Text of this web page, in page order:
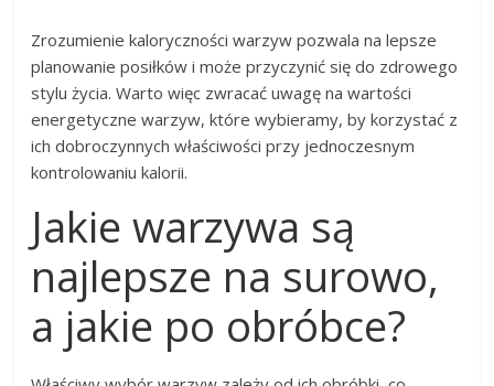
Zrozumienie kaloryczności warzyw pozwala na lepsze
planowanie posiłków i może przyczynić się do zdrowego
stylu życia. Warto więc zwracać uwagę na wartości
energetyczne warzyw, które wybieramy, by korzystać z
ich dobroczynnych właściwości przy jednoczesnym
kontrolowaniu kalorii.
Jakie warzywa są
najlepsze na surowo,
a jakie po obróbce?